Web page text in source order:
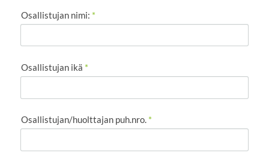
Osallistujan nimi: *
Osallistujan ikä *
Osallistujan/huolttajan puh.nro. *